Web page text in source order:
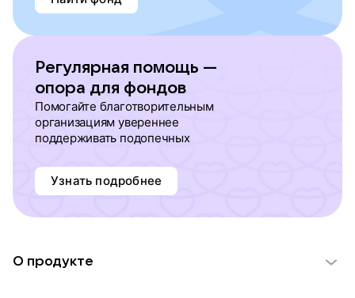
Регулярная помощь —
опора для фондов
Помогайте благотворительным
организациям увереннее
поддерживать подопечных
Узнать подробнее
О продукте